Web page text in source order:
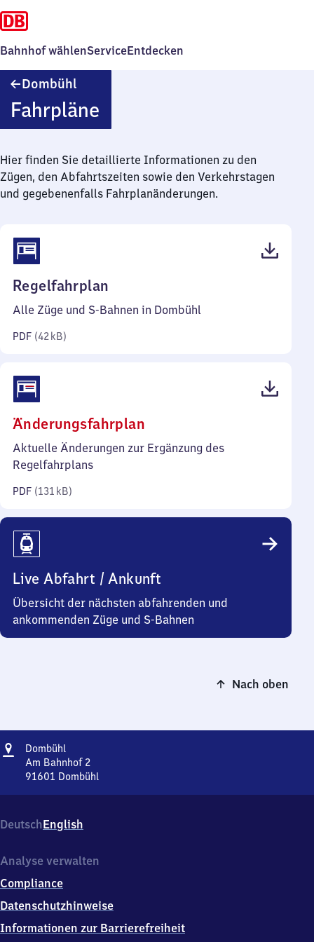
Bahnhof wählenServiceEntdecken
Dombühl
Fahrpläne
Hier finden Sie detaillierte Informationen zu den
Zügen, den Abfahrtszeiten sowie den Verkehrstagen
und gegebenenfalls Fahrplanänderungen.
Regelfahrplan
42
Alle Züge und S-Bahnen in Dombühl
PDF (42 kB)
Änderungsfahrplan
131
Aktuelle Änderungen zur Ergänzung des
Regelfahrplans
PDF (131 kB)
Live Abfahrt / Ankunft
Übersicht der nächsten abfahrenden und
ankommenden Züge und S-Bahnen
Nach oben
Adresse
Dombühl
Am Bahnhof 2
91601 Dombühl
Bahnhof
2,
1
0
1
DeutschEnglish
Analyse verwalten
Compliance
Datenschutzhinweise
Informationen zur Barrierefreiheit